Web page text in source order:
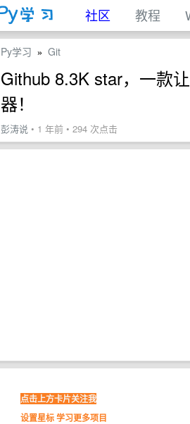
社区 教程
Py学习 » Git
Github 8.3K star，一款
器！
彭涛说 • 1 年前 • 294 次点击
点击上方卡片关注我
设置星标 学习更多项目